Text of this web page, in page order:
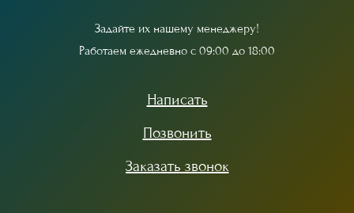
Задайте их нашему менеджеру!
Работаем ежедневно с 09:00 до 18:00
Написать
Позвонить
Заказать звонок